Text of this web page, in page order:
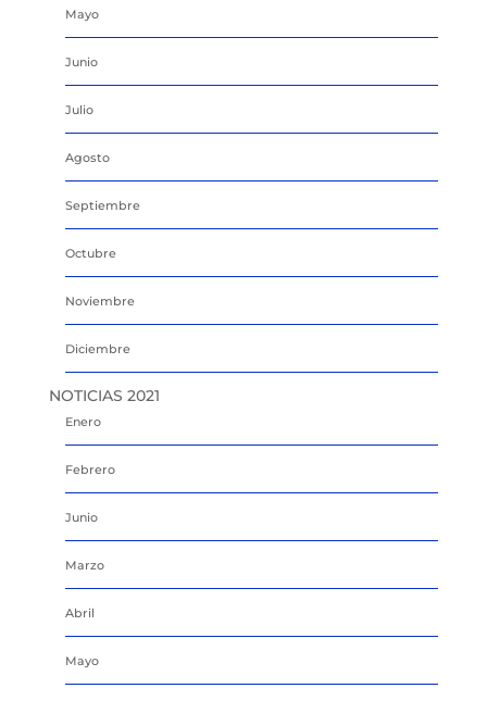
Mayo
Junio
Julio
Agosto
Septiembre
Octubre
Noviembre
Diciembre
NOTICIAS 2021
Enero
Febrero
Junio
Marzo
Abril
Mayo